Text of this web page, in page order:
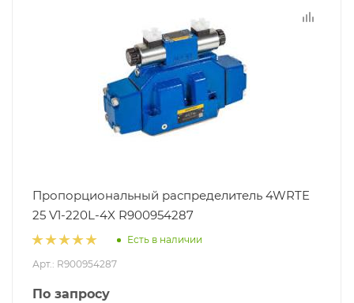
Пропорциональный распределитель 4WRTE
25 V1-220L-4X R900954287
Есть в наличии
Арт.: R900954287
По запросу